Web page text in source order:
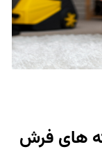
های فرش